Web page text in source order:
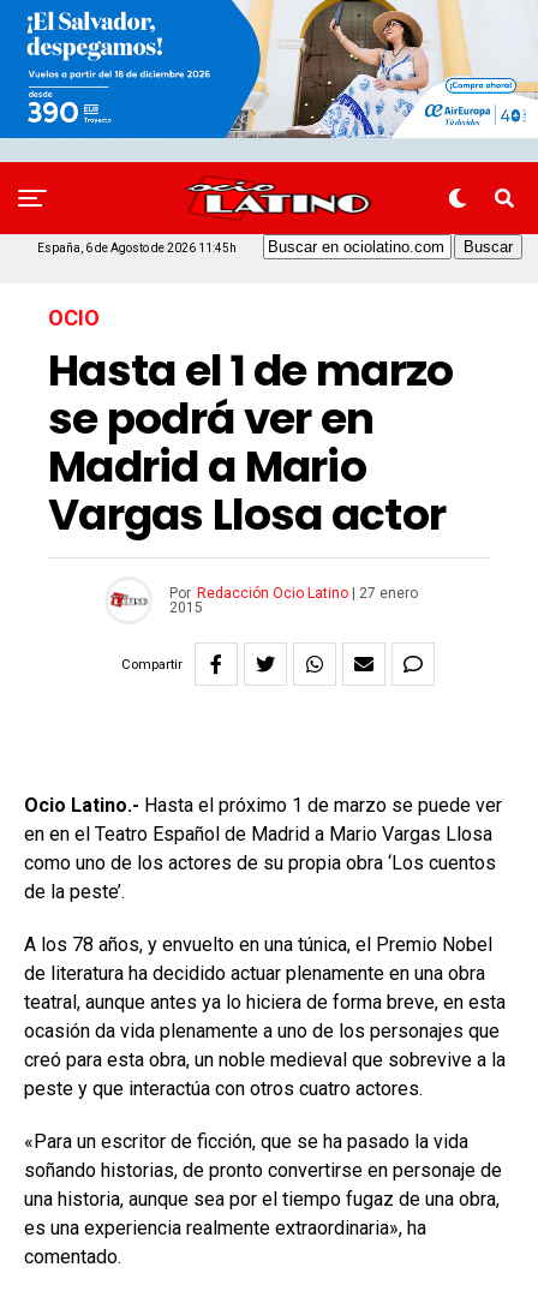
España, 6 de Agosto de 2026 11:45h
OCIO
Hasta el 1 de marzo
se podrá ver en
Madrid a Mario
Vargas Llosa actor
Por Redacción Ocio Latino
27 enero
2015
Compartir
Ocio Latino.- Hasta el próximo 1 de marzo se puede ver
en en el Teatro Español de Madrid a Mario Vargas Llosa
como uno de los actores de su propia obra ‘Los cuentos
de la peste’.
A los 78 años, y envuelto en una túnica, el Premio Nobel
de literatura ha decidido actuar plenamente en una obra
teatral, aunque antes ya lo hiciera de forma breve, en esta
ocasión da vida plenamente a uno de los personajes que
creó para esta obra, un noble medieval que sobrevive a la
peste y que interactúa con otros cuatro actores.
«Para un escritor de ficción, que se ha pasado la vida
soñando historias, de pronto convertirse en personaje de
una historia, aunque sea por el tiempo fugaz de una obra,
es una experiencia realmente extraordinaria», ha
comentado.